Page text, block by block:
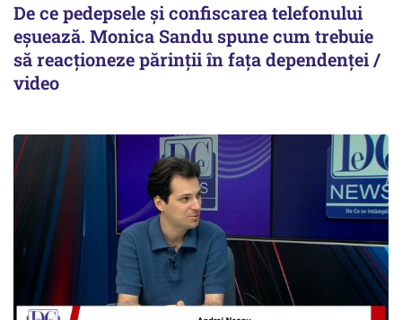
De ce pedepsele și confiscarea telefonului
eșuează. Monica Sandu spune cum trebuie
să reacționeze părinții în fața dependenței /
video